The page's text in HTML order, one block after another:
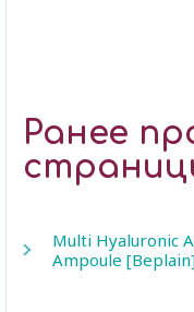
Ранее
Multi Hyaluronic
Ampoule